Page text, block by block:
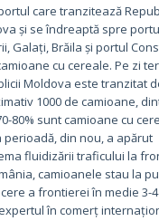
care tranzitează
și se îndreaptă spre
Galați, Brăila și portul
cu cereale. Pe zi
Moldova este tranzitat
1000 de camioane,
80% sunt camioane cu
perioadă, din nou, a apărut
fluidizării traficului la
camioanele stau la
a frontierei în medie 3-4
în comerț